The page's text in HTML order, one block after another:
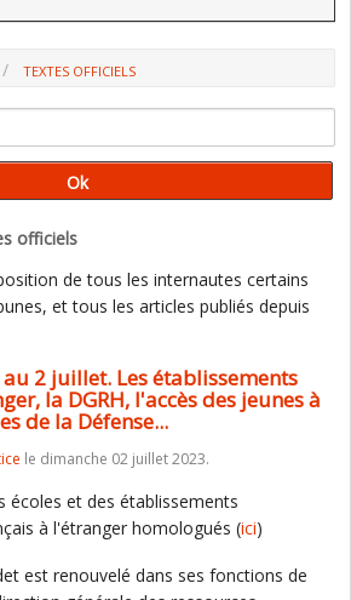
TEXTES OFFICIELS
DES JEUNES À L'EMPLOI, LES LYCÉES DE
officiels
de tous les internautes certains
et tous les articles publiés depuis
2 juillet. Les établissements
la DGRH, l'accès des jeunes à
de la Défense...
le dimanche 02 juillet 2023.
écoles et des établissements
à l'étranger homologués (ici)
est renouvelé dans ses fonctions de